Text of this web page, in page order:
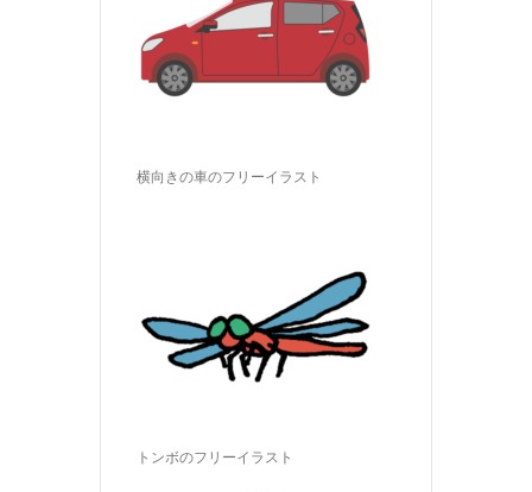
横向きの車のフリーイラスト
トンボのフリーイラスト